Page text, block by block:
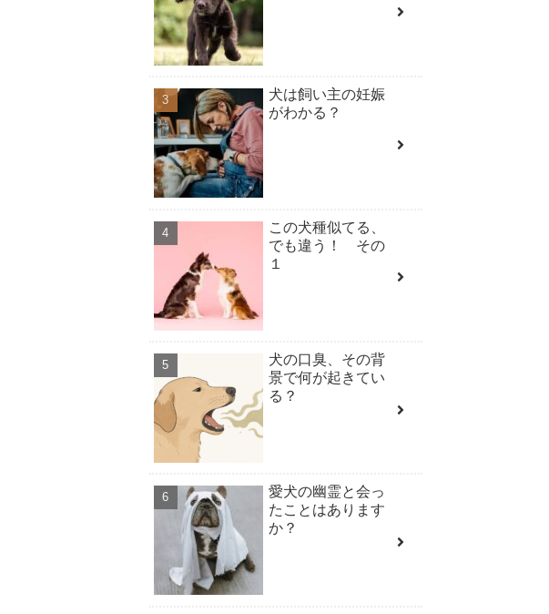
犬は飼い主の妊娠
がわかる？
この犬種似てる、
でも違う！ その
１
犬の口臭、その背
景で何が起きてい
る？
愛犬の幽霊と会っ
たことはあります
か？